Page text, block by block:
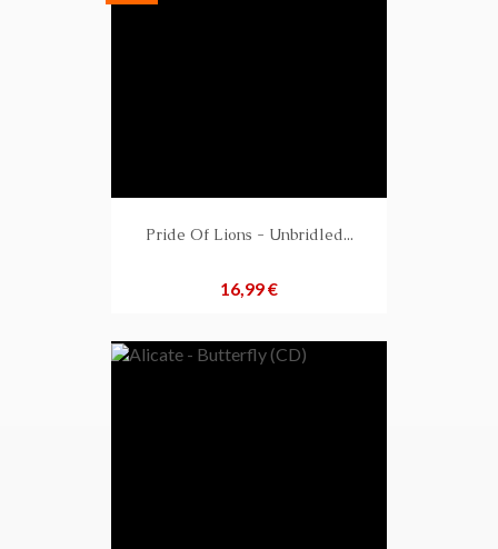
Pride Of Lions - Unbridled...
Preis
16,99 €